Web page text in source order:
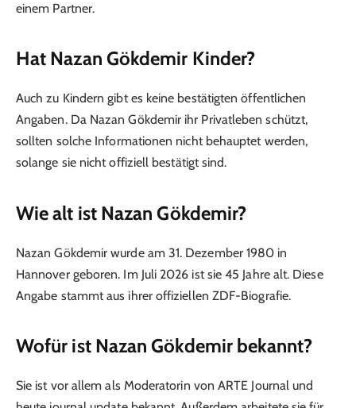
einem Partner.
Hat Nazan Gökdemir Kinder?
Auch zu Kindern gibt es keine bestätigten öffentlichen
Angaben. Da Nazan Gökdemir ihr Privatleben schützt,
sollten solche Informationen nicht behauptet werden,
solange sie nicht offiziell bestätigt sind.
Wie alt ist Nazan Gökdemir?
Nazan Gökdemir wurde am 31. Dezember 1980 in
Hannover geboren. Im Juli 2026 ist sie 45 Jahre alt. Diese
Angabe stammt aus ihrer offiziellen ZDF-Biografie.
Wofür ist Nazan Gökdemir bekannt?
Sie ist vor allem als Moderatorin von ARTE Journal und